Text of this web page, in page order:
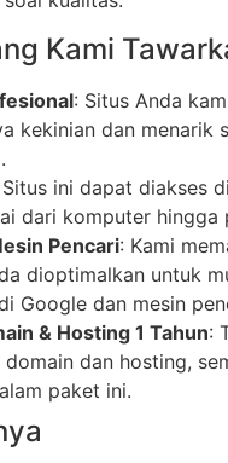
Kami
: Situs Anda
kekinian dan menarik
Situs ini dapat diakses
dari komputer hingga
Pencari: Kami
dioptimalkan untuk
Google dan mesin
& Hosting 1 Tahun:
dan hosting,
paket ini.